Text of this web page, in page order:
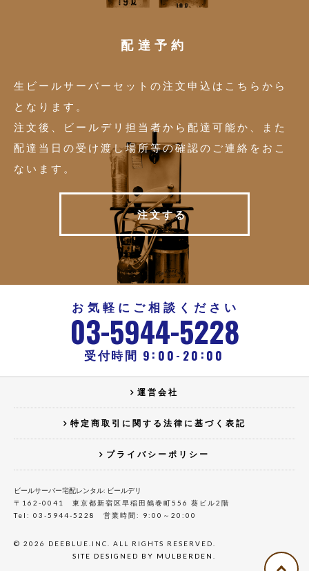
配達予約
生ビールサーバーセットの注文申込はこちらから
となります。
注文後、ビールデリ担当者から配達可能か、また
配達当日の受け渡し場所等の確認のご連絡をおこ
ないます。
注文する
お気軽にご相談ください
03-5944-5228
受付時間 9 : 00 - 20 : 00
運営会社
特定商取引に関する法律に基づく表記
プライバシーポリシー
ビールサーバー宅配レンタル: ビールデリ
〒162-0041 東京都新宿区早稲田鶴巻町556 葵ビル2階
Tel: 03-5944-5228 営業時間: 9:00～20:00
© 2026 DEEBLUE.INC. ALL RIGHTS RESERVED.
SITE DESIGNED BY MULBERDEN.